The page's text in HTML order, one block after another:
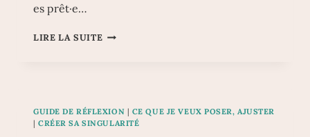
es prêt·e…
LIRE LA SUITE OUTIL
SUIS
PRÊT·E
GUIDE DE RÉFLEXION | CE QUE JE VEUX POSER, AJUSTER
|CRÉER SA SINGULARITÉ